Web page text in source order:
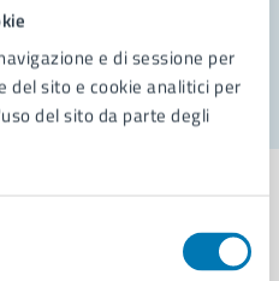
e di sessione per
sito e cookie analitici per
del sito da parte degli